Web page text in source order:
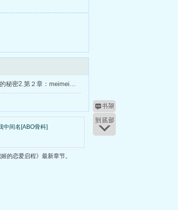
第三季第１章：我和老师的秘密2.第２章：meimei知道了！？3.第３章：校规违反与危机4.第４章：伪装的远距离关系5.第５章：璃夜也恋爱了6.第６章：初吻的重现大学版7.第７章：教师节的趣味教案8.第８章：
中间名[ABO骨科]
的恋爱启程》最新章节。